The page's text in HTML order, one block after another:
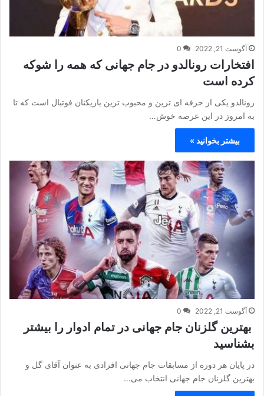
آگوست 21, 2022 0
افتخارات رونالدو در جام جهانی که همه را شوکه
کرده است
رونالدو یکی از حرفه ای ترین و محبوب ترین بازیکنان فوتبال است که تا
به امروز در این عرصه خوش…
بیشتر بخوانید »
آگوست 21, 2022 0
بهترین گلزنان جام جهانی در تمام ادوار را بیشتر
بشناسید
در پایان هر دوره از مسابقات جام جهانی افرادی به عنوان آقای گل و
بهترین گلزنان جام جهانی انتخاب می…